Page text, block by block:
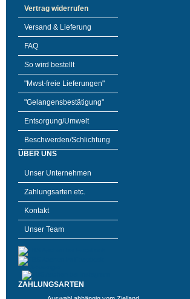
Vertrag widerrufen
Versand & Lieferung
FAQ
So wird bestellt
"Mwst-freie Lieferungen"
"Gelangensbestätigung"
Entsorgung/Umwelt
Beschwerden/Schlichtung
ÜBER UNS
Unser Unternehmen
Zahlungsarten etc.
Kontakt
Unser Team
ZAHLUNGSARTEN